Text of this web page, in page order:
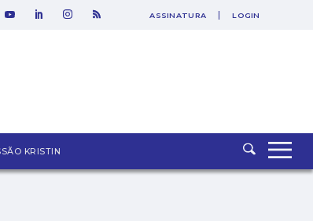
SAIR
ASSINATURA LOGIN
KRISTIN